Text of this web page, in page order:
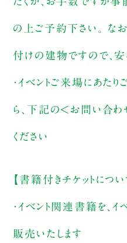
の上ご予約下さい。 な
付けの建物ですので、安
・イベントご来場にあた
ら、下記の＜お問い合
ください
【書籍付きチケットについ
・イベント関連書籍を、イ
販売いたします